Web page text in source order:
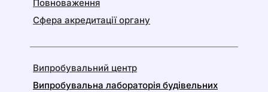
Повноваження
Сфера акредитації органу
Випробувальний центр
Випробувальна лабораторія будівельних